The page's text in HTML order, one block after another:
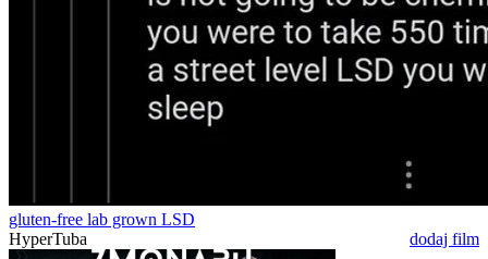
gluten-free lab grown LSD
HyperTuba
dodaj film